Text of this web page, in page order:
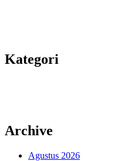
Kategori
Archive
Agustus 2026